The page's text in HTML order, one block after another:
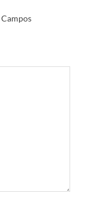
Campos